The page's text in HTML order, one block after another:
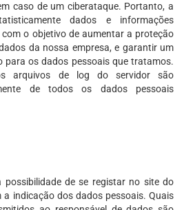
caso de um ciberataque. Portanto, a
dados e informações
o objetivo de aumentar a proteção
da nossa empresa, e garantir um
para os dados pessoais que tratamos.
arquivos de log do servidor são
de todos os dados pessoais
de se registar no site do
a indicação dos dados pessoais. Quais